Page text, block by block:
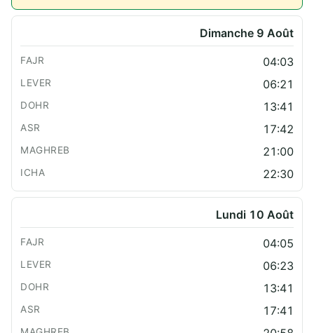
Dimanche 9 Août
04:03
06:21
13:41
17:42
21:00
22:30
Lundi 10 Août
04:05
06:23
13:41
17:41